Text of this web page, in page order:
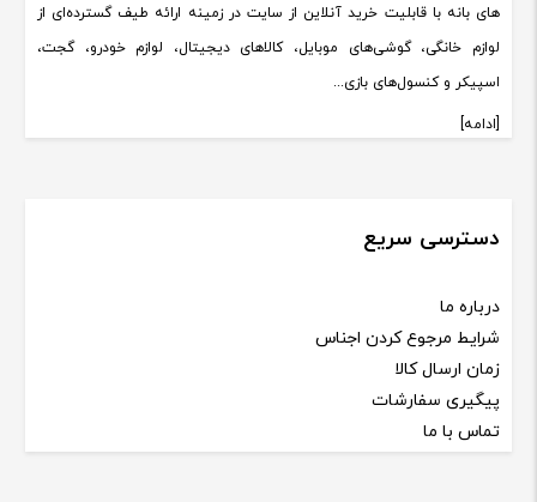
های بانه با قابلیت خرید آنلاین از سایت در زمینه ارائه طیف گسترده‌ای از
لوازم خانگی، گوشی‌های موبایل، کالاهای دیجیتال، لوازم خودرو، گجت،
اسپیکر و کنسول‌های بازی...
[ادامه]
دسترسی سریع
درباره ما
شرایط مرجوع کردن اجناس
زمان ارسال کالا
پیگیری سفارشات
تماس با ما